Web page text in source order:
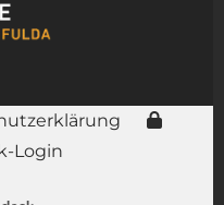
Login